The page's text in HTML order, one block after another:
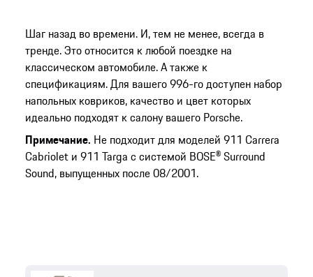
Шаг назад во времени. И, тем не менее, всегда в
тренде. Это относится к любой поездке на
классическом автомобиле. А также к
спецификациям. Для вашего 996-го доступен набор
напольных ковриков, качество и цвет которых
идеально подходят к салону вашего Porsche.
Примечание. Не подходит для моделей 911 Carrera
Cabriolet и 911 Targa с системой BOSE® Surround
Sound, выпущенных после 08/2001.